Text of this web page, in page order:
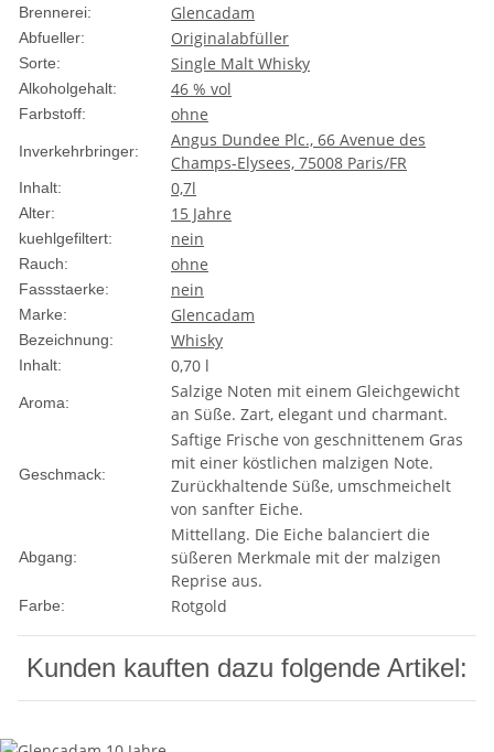
Brennerei: Glencadam
Abfueller: Originalabfüller
Sorte: Single Malt Whisky
Alkoholgehalt: 46 % vol
Farbstoff: ohne
Inverkehrbringer:
Angus Dundee Plc., 66 Avenue des
Champs-Elysees, 75008 Paris/FR
Inhalt: 0,7l
Alter: 15 Jahre
kuehlgefiltert: nein
Rauch: ohne
Fassstaerke: nein
Marke: Glencadam
Bezeichnung: Whisky
Inhalt: 0,70 l
Aroma:
Salzige Noten mit einem Gleichgewicht
an Süße. Zart, elegant und charmant.
Geschmack:
Saftige Frische von geschnittenem Gras
mit einer köstlichen malzigen Note.
Zurückhaltende Süße, umschmeichelt
von sanfter Eiche.
Abgang:
Mittellang. Die Eiche balanciert die
süßeren Merkmale mit der malzigen
Reprise aus.
Farbe: Rotgold
Kunden kauften dazu folgende Artikel: